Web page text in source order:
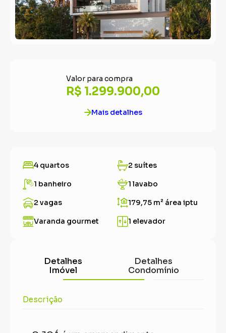
Valor para compra
R$ 1.299.900,00
Mais detalhes
4 quartos 2 suítes
1 banheiro 1 lavabo
2 vagas 179,75 m² área iptu
Varanda gourmet 1 elevador
Detalhes
Imóvel
Detalhes
Condomínio
Descrição